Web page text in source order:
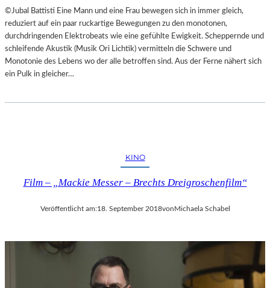
©Jubal Battisti Eine Mann und eine Frau bewegen sich in immer gleich,
reduziert auf ein paar ruckartige Bewegungen zu den monotonen,
durchdringenden Elektrobeats wie eine gefühlte Ewigkeit. Scheppernde und
schleifende Akustik (Musik Ori Lichtik) vermitteln die Schwere und
Monotonie des Lebens wo der alle betroffen sind. Aus der Ferne nähert sich
ein Pulk in gleicher…
KINO
Film – „Mackie Messer – Brechts Dreigroschenfilm“
Veröffentlicht am:18. September 2018vonMichaela Schabel